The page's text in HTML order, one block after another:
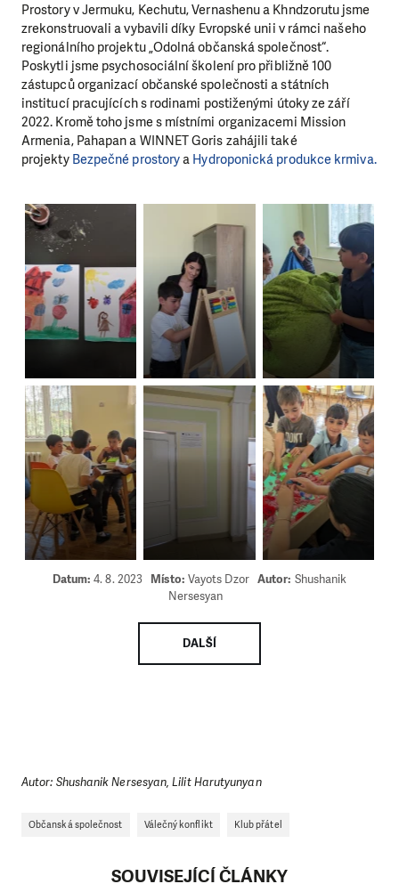
Prostory v Jermuku, Kechutu, Vernashenu a Khndzorutu jsme
zrekonstruovali a vybavili díky Evropské unii v rámci našeho
regionálního projektu „Odolná občanská společnost“.
Poskytli jsme psychosociální školení pro přibližně 100
zástupců organizací občanské společnosti a státních
institucí pracujících s rodinami postiženými útoky ze září
2022. Kromě toho jsme s místními organizacemi Mission
Armenia, Pahapan a WINNET Goris zahájili také
projekty Bezpečné prostorya Hydroponická produkce krmiva.
Datum:4. 8. 2023 Místo: Vayots Dzor Autor: Shushanik
Nersesyan
DALŠÍ
Autor: Shushanik Nersesyan, Lilit Harutyunyan
Občanská společnost Válečný konflikt Klub přátel
SOUVISEJÍCÍ ČLÁNKY